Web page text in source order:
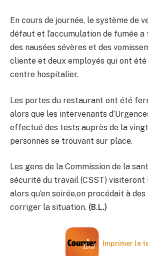
En cours de journée, le système de
défaut et l’accumulation de fumée
des nausées sévères et des
cliente et deux employés qui ont
centre hospitalier.
Les portes du restaurant ont été
alors que les intervenants
effectué des tests auprès de la
personnes se trouvant sur place.
Les gens de la Commission de la
sécurité du travail (CSST) visiteront
alors qu’en soirée,on procédait à
corriger la situation. (B.L.)
Imprimer le